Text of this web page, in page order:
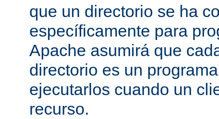
que un directorio se ha
específicamente para
Apache asumirá que
directorio es un
ejecutarlos cuando un
recurso.